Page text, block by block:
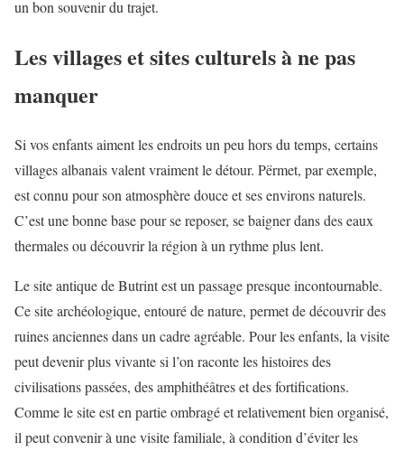
un bon souvenir du trajet.
Les villages et sites culturels à ne pas
manquer
Si vos enfants aiment les endroits un peu hors du temps, certains
villages albanais valent vraiment le détour. Përmet, par exemple,
est connu pour son atmosphère douce et ses environs naturels.
C’est une bonne base pour se reposer, se baigner dans des eaux
thermales ou découvrir la région à un rythme plus lent.
Le site antique de Butrint est un passage presque incontournable.
Ce site archéologique, entouré de nature, permet de découvrir des
ruines anciennes dans un cadre agréable. Pour les enfants, la visite
peut devenir plus vivante si l’on raconte les histoires des
civilisations passées, des amphithéâtres et des fortifications.
Comme le site est en partie ombragé et relativement bien organisé,
il peut convenir à une visite familiale, à condition d’éviter les